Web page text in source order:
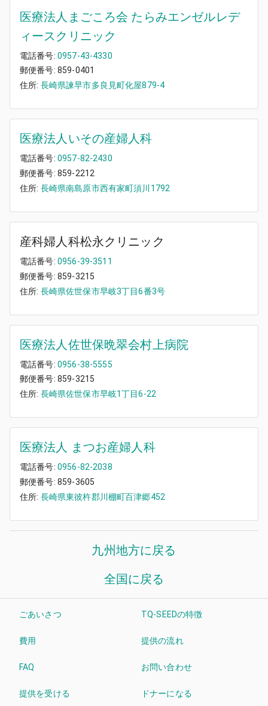
医療法人まごころ会 たらみエンゼルレデ
ィースクリニック
電話番号: 0957-43-4330
郵便番号: 859-0401
住所: 長崎県諫早市多良見町化屋879-4
医療法人いその産婦人科
電話番号: 0957-82-2430
郵便番号: 859-2212
住所: 長崎県南島原市西有家町須川1792
産科婦人科松永クリニック
電話番号: 0956-39-3511
郵便番号: 859-3215
住所: 長崎県佐世保市早岐3丁目6番3号
医療法人佐世保晩翠会村上病院
電話番号: 0956-38-5555
郵便番号: 859-3215
住所: 長崎県佐世保市早岐1丁目6-22
医療法人 まつお産婦人科
電話番号: 0956-82-2038
郵便番号: 859-3605
住所: 長崎県東彼杵郡川棚町百津郷452
九州地方に戻る
全国に戻る
ごあいさつ TQ-SEEDの特徴
費用 提供の流れ
FAQ お問い合わせ
提供を受ける ドナーになる